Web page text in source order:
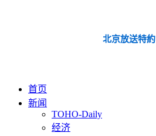
北京放送特約
首页
新闻
TOHO-Daily
经济